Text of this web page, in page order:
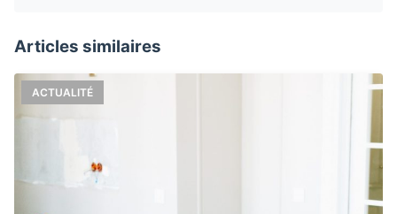
Articles similaires
ACTUALITÉ